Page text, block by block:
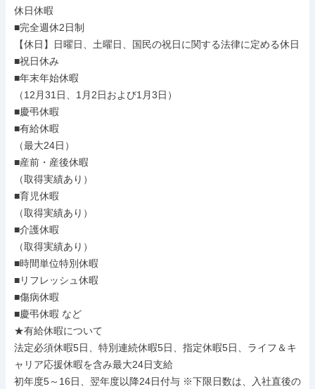
休日休暇
■完全週休2日制
【休日】日曜日、土曜日、国民の祝日に関する法律に定める休日
■祝日休み
■年末年始休暇
（12月31日、1月2日および1月3日）
■慶弔休暇
■有給休暇
（最大24日）
■産前・産後休暇
（取得実績あり）
■育児休暇
（取得実績あり）
■介護休暇
（取得実績あり）
■時間単位特別休暇
■リフレッシュ休暇
■傷病休暇
■慶弔休暇 など
★有給休暇について
法定必須休暇5日、特別連続休暇5日、指定休暇5日、ライフ＆キ
ャリア応援休暇を含み最大24日支給
初年度5～16日、翌年度以降24日付与 ※下限日数は、入社直後の